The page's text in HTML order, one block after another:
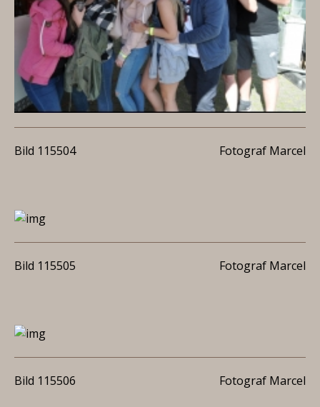
Bild 115504 Fotograf Marcel
Bild 115505 Fotograf Marcel
Bild 115506 Fotograf Marcel